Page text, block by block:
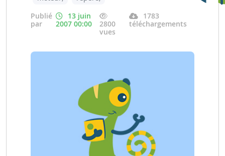
Publié
par
13 juin
2007 00:00
2800
vues
1783
téléchargements